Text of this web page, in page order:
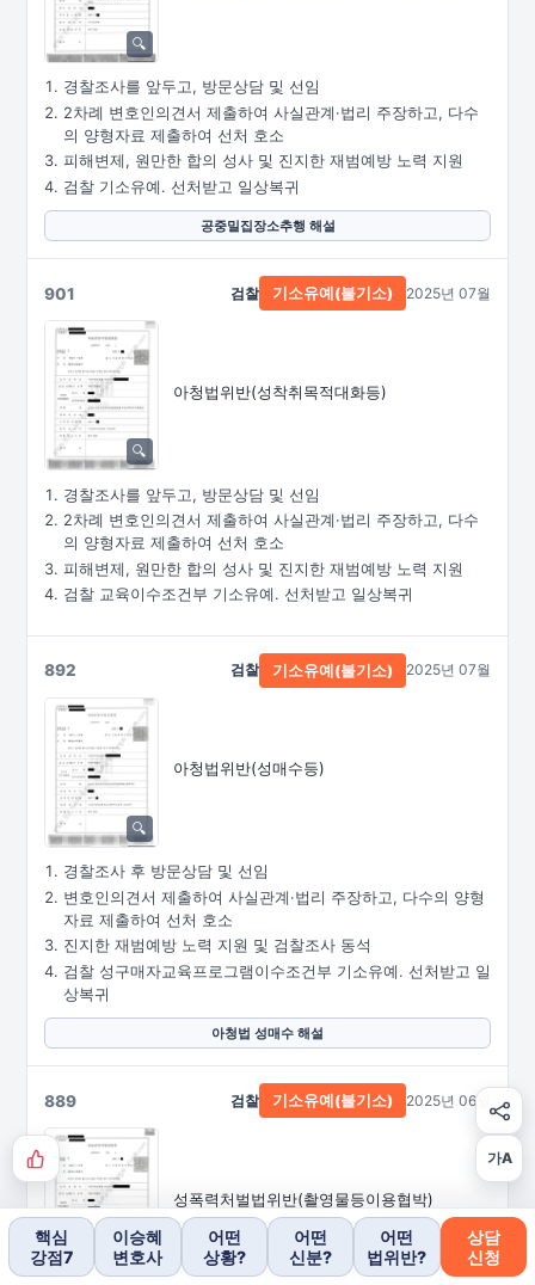
경찰조사를 앞두고, 방문상담 및 선임
2차례 변호인의견서 제출하여 사실관계·법리 주장하고, 다수
의 양형자료 제출하여 선처 호소
피해변제, 원만한 합의 성사 및 진지한 재범예방 노력 지원
검찰 기소유예. 선처받고 일상복귀
공중밀집장소추행 해설
901
아청법위반(성착취목적대화등)
검찰 기소유예(불기소) 2025년 07월
경찰조사를 앞두고, 방문상담 및 선임
2차례 변호인의견서 제출하여 사실관계·법리 주장하고, 다수
의 양형자료 제출하여 선처 호소
피해변제, 원만한 합의 성사 및 진지한 재범예방 노력 지원
검찰 교육이수조건부 기소유예. 선처받고 일상복귀
892
아청법위반(성매수등)
검찰 기소유예(불기소) 2025년 07월
경찰조사 후 방문상담 및 선임
변호인의견서 제출하여 사실관계·법리 주장하고, 다수의 양형
자료 제출하여 선처 호소
진지한 재범예방 노력 지원 및 검찰조사 동석
검찰 성구매자교육프로그램이수조건부 기소유예. 선처받고 일
상복귀
아청법 성매수 해설
889
성폭력처벌법위반(촬영물등이용협박)
검찰 기소유예(불기소) 2025년 06월
가A
핵심
강점7
이승혜
변호사
어떤
상황?
어떤
신분?
어떤
법위반?
상담
신청